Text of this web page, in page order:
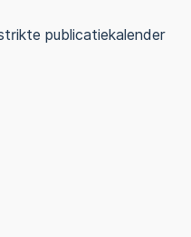
publicatiekalender